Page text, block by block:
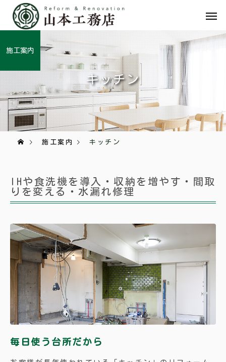
キッチン
施工案内
施工案内 キッチン
IHや食洗機を導入・収納を増やす・間取
りを変える・水漏れ修理
毎日使う台所だから